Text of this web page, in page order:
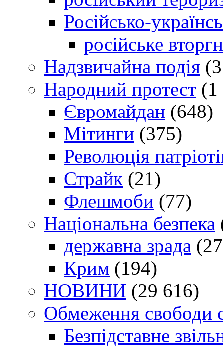
Російсько-
російське
Надзвичайна подія
Народний протест (1
Євромайдан (648)
Мітинги (375)
Революція
Страйк (21)
Флешмоби (77)
Національна безпека
державна зрада
Крим (194)
НОВИНИ (29 616)
Обмеження свободи
Безпідставне